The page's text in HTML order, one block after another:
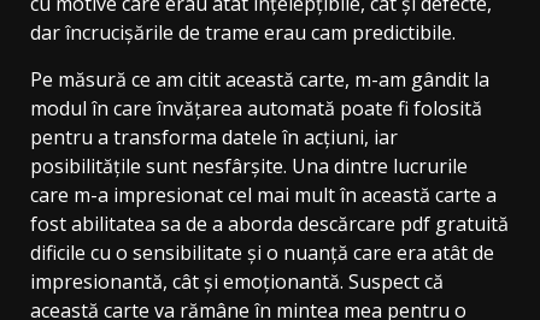
dar încrucișările de trame erau cam predictibile.
Pe măsură ce am citit această carte, m-am gândit la
modul în care învățarea automată poate fi folosită
pentru a transforma datele în acțiuni, iar
posibilitățile sunt nesfârșite. Una dintre lucrurile
care m-a impresionat cel mai mult în această carte a
fost abilitatea sa de a aborda descărcare pdf gratuită
dificile cu o sensibilitate și o nuanță care era atât de
impresionantă, cât și emoționantă. Suspect că
această carte va rămâne în mintea mea pentru o